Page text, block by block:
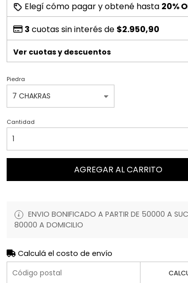
Elegí cómo pagar y obtené hasta 20%
3 cuotas sin interés de $2.950,90
Ver cuotas y descuentos
Piedra
Cantidad
AGREGAR AL CARRITO
ENVIO BONIFICADO A PARTIR DE 50000 A
80000 A DOMICILIO
Calculá el costo de envío